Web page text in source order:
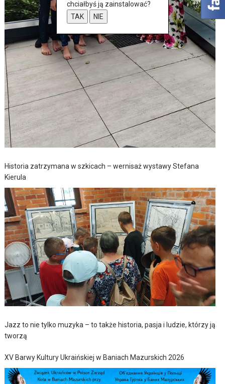
Historia zatrzymana w szkicach – wernisaż wystawy Stefana
Kierula
Jazz to nie tylko muzyka – to także historia, pasja i ludzie, którzy ją
tworzą
XV Barwy Kultury Ukraińskiej w Baniach Mazurskich 2026
chciałbyś ją zainstalować?
TAK
NIE